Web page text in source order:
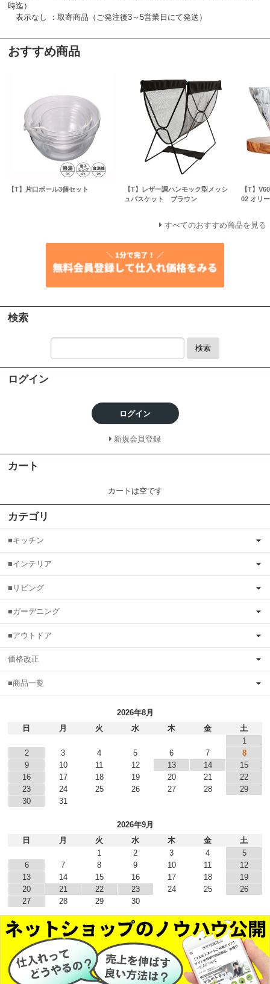
時迄）
表示なし ：取寄商品（ご発注後3～5営業日にて発送）
おすすめ商品
【T】片口ボール3個セット
【T】レザー調ハンモック型メッシ
ュバスケット ブラウン
【T】
02 オリ
すべてのおすすめ商品を見る
検索
検索
ログイン
ログイン
新規会員登録
カート
カートは空です
カテゴリ
■キッチン
■インテリア
■リビング
■ガーデニング
■アウトドア
価格改正
■商品一覧
2026年8月
日
月 火 水 木 金
土
1
2
3 4 5 6 7
8
9
10 11 12 13 14
15
16
17 18 19 20 21
22
23
24 25 26 27 28
29
30
31
2026年9月
日
月 火 水 木 金
土
1
2 3 4
5
6
7 8 9 10 11
12
13
14 15 16 17 18
19
20
21 22 23 24 25
26
27
28 29 30